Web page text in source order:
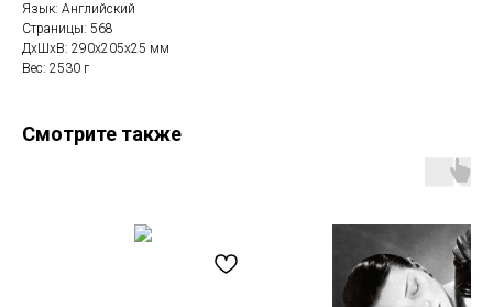
Язык: Английский
Страницы: 568
ДxШxВ: 290x205x25 мм
Вес: 2530 г
Смотрите также